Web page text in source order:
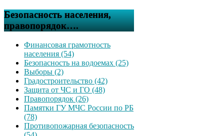
Безопасность населения,
правопорядок….
Финансовая грамотность
населения (54)
Безопасность на водоемах (25)
Выборы (2)
Градостроительство (42)
Защита от ЧС и ГО (48)
Правопорядок (26)
Памятки ГУ МЧС России по РБ
(78)
Противопожарная безопасность